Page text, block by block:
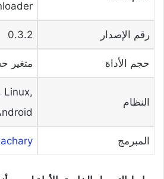
رقم الإصدار 0.3.2
حجم الأداة متغير
النظام
Linux,
المبرمج